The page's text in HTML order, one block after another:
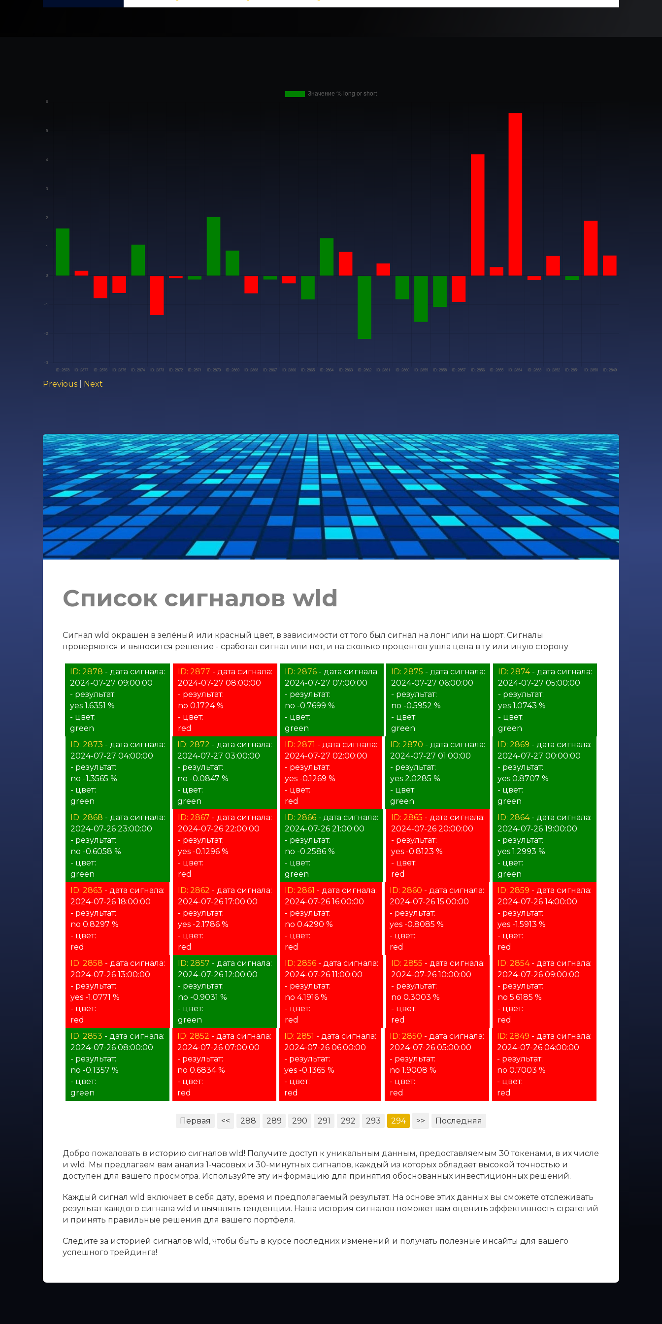
Previous Next
Список сигналов wld
Сигнал wld окрашен в зелёный или красный цвет, в зависимости от того был сигнал на лонг или на шорт. Сигналы
проверяются и выносится решение - сработал сигнал или нет, и на сколько процентов ушла цена в ту или иную сторону
ID: 2878 - дата сигнала:
2024-07-27 09:00:00
- результат:
yes 1.6351 %
- цвет:
green
ID: 2877 - дата сигнала:
2024-07-27 08:00:00
- результат:
no 0.1724 %
- цвет:
red
ID: 2876- дата сигнала:
2024-07-27 07:00:00
- результат:
no -0.7699 %
- цвет:
green
ID: 2875 - дата сигнала:
2024-07-27 06:00:00
- результат:
no -0.5952 %
- цвет:
green
ID: 2874- дата сигнала:
2024-07-27 05:00:00
- результат:
yes 1.0743 %
- цвет:
green
ID: 2873 - дата сигнала:
2024-07-27 04:00:00
- результат:
no -1.3565 %
- цвет:
green
ID: 2872 - дата сигнала:
2024-07-27 03:00:00
- результат:
no -0.0847 %
- цвет:
green
ID: 2871 - дата сигнала:
2024-07-27 02:00:00
- результат:
yes -0.1269 %
- цвет:
red
ID: 2870 - дата сигнала:
2024-07-27 01:00:00
- результат:
yes 2.0285 %
- цвет:
green
ID: 2869 - дата сигнала:
2024-07-27 00:00:00
- результат:
yes 0.8707 %
- цвет:
green
ID: 2868 - дата сигнала:
2024-07-26 23:00:00
- результат:
no -0.6058 %
- цвет:
green
ID: 2867 - дата сигнала:
2024-07-26 22:00:00
- результат:
yes -0.1296 %
- цвет:
red
ID: 2866 - дата сигнала:
2024-07-26 21:00:00
- результат:
no -0.2586 %
- цвет:
green
ID: 2865 - дата сигнала:
2024-07-26 20:00:00
- результат:
yes -0.8123 %
- цвет:
red
ID: 2864- дата сигнала:
2024-07-26 19:00:00
- результат:
yes 1.2993 %
- цвет:
green
ID: 2863 - дата сигнала:
2024-07-26 18:00:00
- результат:
no 0.8297 %
- цвет:
red
ID: 2862 - дата сигнала:
2024-07-26 17:00:00
- результат:
yes -2.1786 %
- цвет:
red
ID: 2861 - дата сигнала:
2024-07-26 16:00:00
- результат:
no 0.4290 %
- цвет:
red
ID: 2860 - дата сигнала:
2024-07-26 15:00:00
- результат:
yes -0.8085 %
- цвет:
red
ID: 2859 - дата сигнала:
2024-07-26 14:00:00
- результат:
yes -1.5913 %
- цвет:
red
ID: 2858 - дата сигнала:
2024-07-26 13:00:00
- результат:
yes -1.0771 %
- цвет:
red
ID: 2857 - дата сигнала:
2024-07-26 12:00:00
- результат:
no -0.9031 %
- цвет:
green
ID: 2856 - дата сигнала:
2024-07-26 11:00:00
- результат:
no 4.1916 %
- цвет:
red
ID: 2855 - дата сигнала:
2024-07-26 10:00:00
- результат:
no 0.3003 %
- цвет:
red
ID: 2854- дата сигнала:
2024-07-26 09:00:00
- результат:
no 5.6185 %
- цвет:
red
ID: 2853 - дата сигнала:
2024-07-26 08:00:00
- результат:
no -0.1357 %
- цвет:
green
ID: 2852 - дата сигнала:
2024-07-26 07:00:00
- результат:
no 0.6834 %
- цвет:
red
ID: 2851 - дата сигнала:
2024-07-26 06:00:00
- результат:
yes -0.1365 %
- цвет:
red
ID: 2850 - дата сигнала:
2024-07-26 05:00:00
- результат:
no 1.9008 %
- цвет:
red
ID: 2849 - дата сигнала:
2024-07-26 04:00:00
- результат:
no 0.7003 %
- цвет:
red
Первая << 288 289 290 291 292 293 294 >> Последняя
Добро пожаловать в историю сигналов wld! Получите доступ к уникальным данным, предоставляемым 30 токенами, в их числе
и wld. Мы предлагаем вам анализ 1-часовых и 30-минутных сигналов, каждый из которых обладает высокой точностью и
доступен для вашего просмотра. Используйте эту информацию для принятия обоснованных инвестиционных решений.
Каждый сигнал wld включает в себя дату, время и предполагаемый результат. На основе этих данных вы сможете отслеживать
результат каждого сигнала wld и выявлять тенденции. Наша история сигналов поможет вам оценить эффективность стратегий
и принять правильные решения для вашего портфеля.
Следите за историей сигналов wld, чтобы быть в курсе последних изменений и получать полезные инсайты для вашего
успешного трейдинга!